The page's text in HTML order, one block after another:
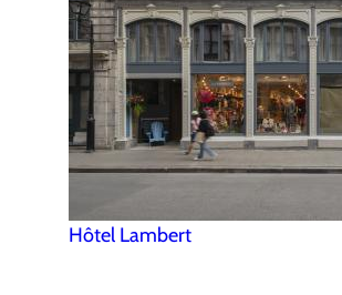
Hôtel Lambert